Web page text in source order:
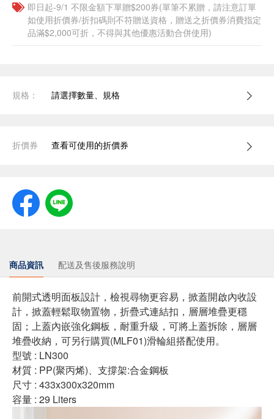
即日起-9/1 不限金額下單贈$200券(單筆不累贈，請注意訂單
如使用折價券/折扣碼則不符贈送資格，贈送之折價券消費指定
品滿$2,000可折，不得與其他優惠活動合併使用)
規格： 請選擇數量、規格
折價券 查看可使用的折價券
商品資訊 配送及售後服務說明
前開式透明面板設計，檢視尋物更容易，掀蓋開啟內收設
計，掀蓋輕鬆取物置物，折疊式連結扣，層層堆疊更穩
固；上蓋內嵌強化鋼板，耐重升級，可將上蓋拆除，層層
堆疊收納，可另行購買(MLF01)滑輪組搭配使用。
型號 : LN300
材質 : PP(聚丙烯)、支撐架:合金鋼板
尺寸 : 433x300x320mm
容量 : 29 Liters